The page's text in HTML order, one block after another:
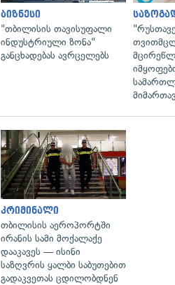
ბიზნესი
"თბილისის თავისუფალი
ინდუსტრიული ზონა"
განცხადებას ავრცელებს
კრიმინალი
თბილისის აეროპორტში
ირანის სამი მოქალაქე
დააკავეს — ისინი
საზღვრის ყალბი საბუთებით
გადაკვეთას ცდილობდნენ